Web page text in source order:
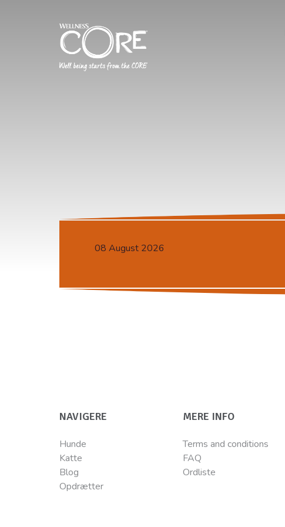
08 August 2026
NAVIGERE
Hunde
Katte
Blog
Opdrætter
MERE INFO
Terms and conditions
FAQ
Ordliste